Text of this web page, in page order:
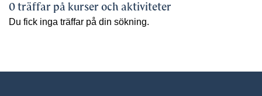
0 träffar på kurser och aktiviteter
Du fick inga träffar på din sökning.